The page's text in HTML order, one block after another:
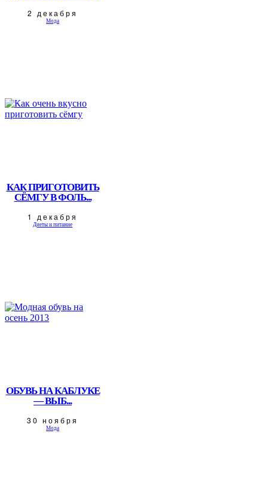
2 декабря
Мода
КАК ПРИГОТОВИТЬ
СЁМГУ В ФОЛЬ...
1 декабря
Диеты и питание
ОБУВЬ НА КАБЛУКЕ
— ВЫБ...
30 ноября
Мода